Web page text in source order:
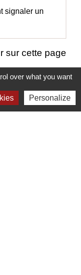
signaler un
sur cette page
over what you want
Personalize